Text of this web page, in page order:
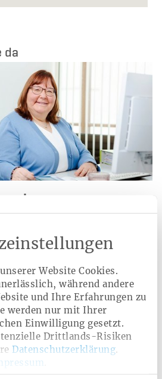
Website Cookies.
während andere
und Ihre Erfahrungen zu
werden nur mit Ihrer
Einwilligung gesetzt.
Drittlands-Risiken
Datenschutzerklärung.
da
Impfreaktionen
Impfpflicht